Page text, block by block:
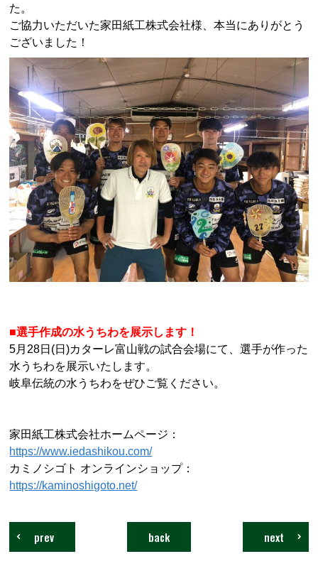
た。
ご協力いただいた家田紙工株式会社様、本当にありがとう
ございました！
■選手作成の水うちわを展示します！
5月28日(日)カターレ富山戦の試合会場にて、選手が作った
水うちわを展示いたします。
岐阜伝統の水うちわをぜひご覧ください。
家田紙工株式会社ホームページ：
https://www.iedashikou.com/
カミノシゴト オンラインショップ：
https://kaminoshigoto.net/
next
back
prev